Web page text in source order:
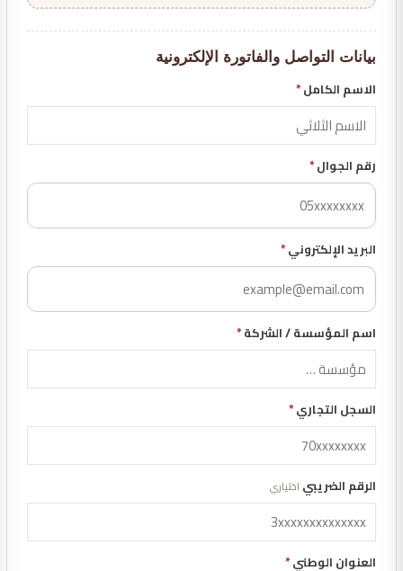
بيانات التواصل والفاتورة الإلكترونية
الاسم الكامل*
رقم الجوال*
البريد الإلكتروني*
اسم المؤسسة / الشركة*
السجل التجاري*
الرقم الضريبي اختياري
العنوان الوطني*